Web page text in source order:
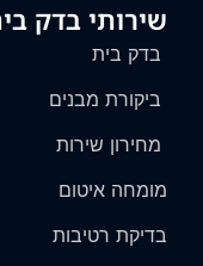
שירותי בדק בית
בדק בית
ביקורת מבנים
מחירון שירות
מומחה איטום
בדיקת רטיבות